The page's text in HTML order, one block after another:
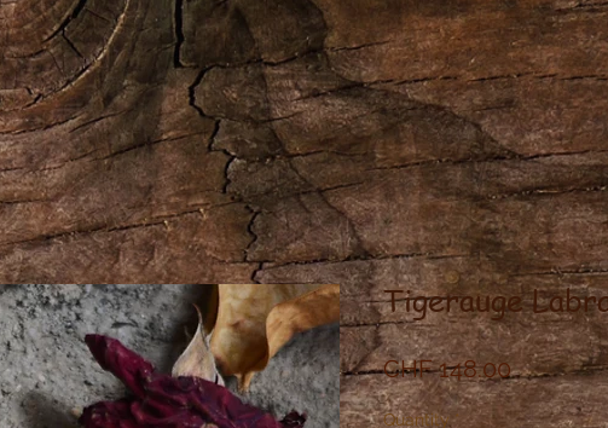
Tigerauge
CHF 148.00Price
Quantity *